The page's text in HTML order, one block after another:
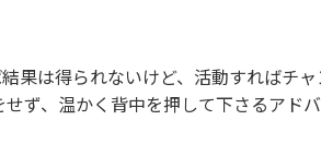
果は得られないけど、活動すればチ
ず、温かく背中を押して下さるアド